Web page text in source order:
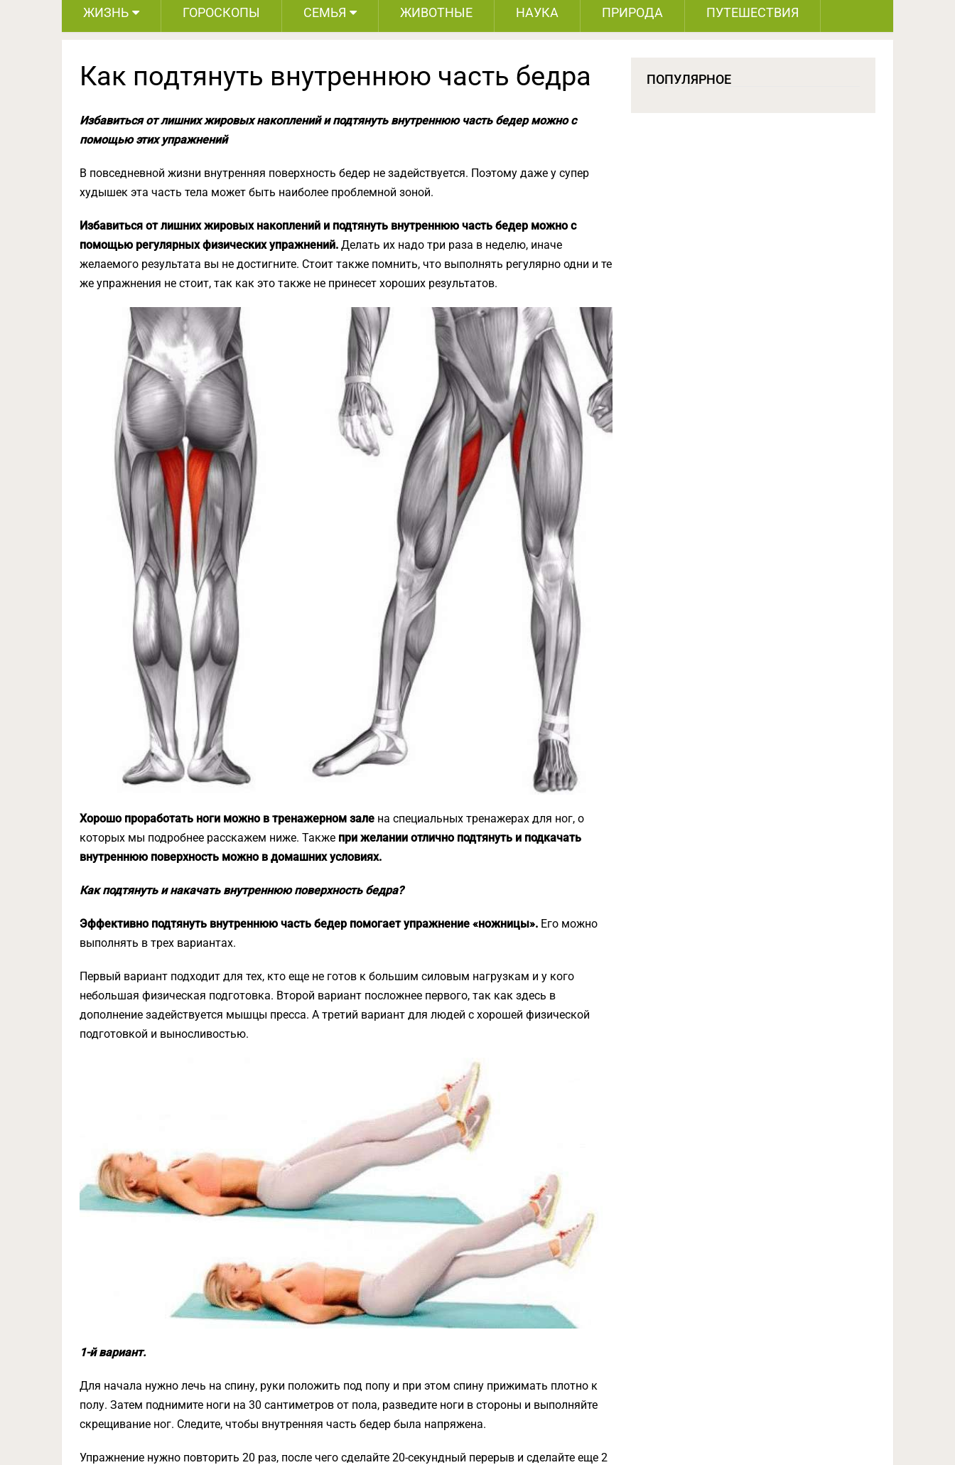
ЖИЗНЬ ГОРОСКОПЫ СЕМЬЯ ЖИВОТНЫЕ НАУКА ПРИРОДА ПУТЕШЕСТВИЯ
Как подтянуть внутреннюю часть бедра
Избавиться от лишних жировых накоплений и подтянуть внутреннюю часть бедер можно с
помощью этих упражнений
В повседневной жизни внутренняя поверхность бедер не задействуется. Поэтому даже у супер
худышек эта часть тела может быть наиболее проблемной зоной.
Избавиться от лишних жировых накоплений и подтянуть внутреннюю часть бедер можно с
помощью регулярных физических упражнений. Делать их надо три раза в неделю, иначе
желаемого результата вы не достигните. Стоит также помнить, что выполнять регулярно одни и те
же упражнения не стоит, так как это также не принесет хороших результатов.
Хорошо проработать ноги можно в тренажерном зале на специальных тренажерах для ног, о
которых мы подробнее расскажем ниже. Также при желании отлично подтянуть и подкачать
внутреннюю поверхность можно в домашних условиях.
Как подтянуть и накачать внутреннюю поверхность бедра?
Эффективно подтянуть внутреннюю часть бедер помогает упражнение «ножницы». Его можно
выполнять в трех вариантах.
Первый вариант подходит для тех, кто еще не готов к большим силовым нагрузкам и у кого
небольшая физическая подготовка. Второй вариант посложнее первого, так как здесь в
дополнение задействуется мышцы пресса. А третий вариант для людей с хорошей физической
подготовкой и выносливостью.
1-й вариант.
Для начала нужно лечь на спину, руки положить под попу и при этом спину прижимать плотно к
полу. Затем поднимите ноги на 30 сантиметров от пола, разведите ноги в стороны и выполняйте
скрещивание ног. Следите, чтобы внутренняя часть бедер была напряжена.
Упражнение нужно повторить 20 раз, после чего сделайте 20-секундный перерыв и сделайте еще 2
ПОПУЛЯРНОЕ